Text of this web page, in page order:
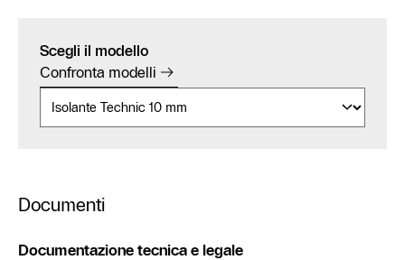
Scegli il modello
Confronta modelli
Documenti
Documentazione tecnica e legale